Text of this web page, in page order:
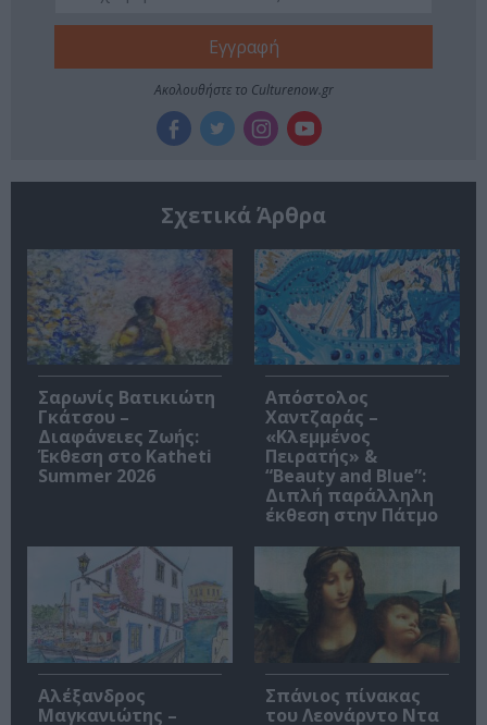
Ακολουθήστε το Culturenow.gr
Σχετικά Άρθρα
Σαρωνίς Βατικιώτη
Γκάτσου –
Διαφάνειες Ζωής:
Έκθεση στο Katheti
Summer 2026
Απόστολος
Χαντζαράς –
«Κλεμμένος
Πειρατής» &
“Beauty and Blue”:
Διπλή παράλληλη
έκθεση στην Πάτμο
Αλέξανδρος
Μαγκανιώτης –
Σπάνιος πίνακας
του Λεονάρντο Ντα